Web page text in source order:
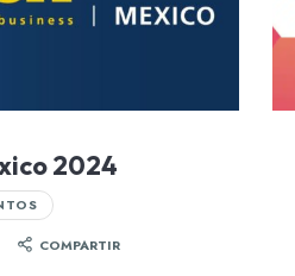
2024
COMPARTIR